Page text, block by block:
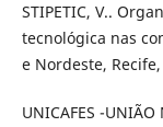
STIPETIC, V..
tecnológica nas
e Nordeste,
UNICAFES -UNIÃO